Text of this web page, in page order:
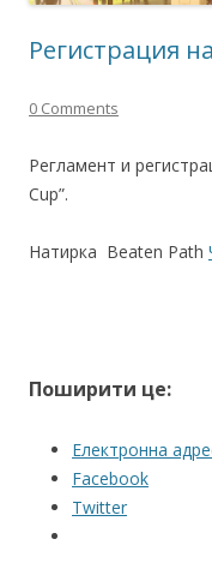
Регистрация
0 Comments
Регламент и
Cup”.
Натирка Beaten Path
Поширити це:
Електронна
Facebook
Twitter